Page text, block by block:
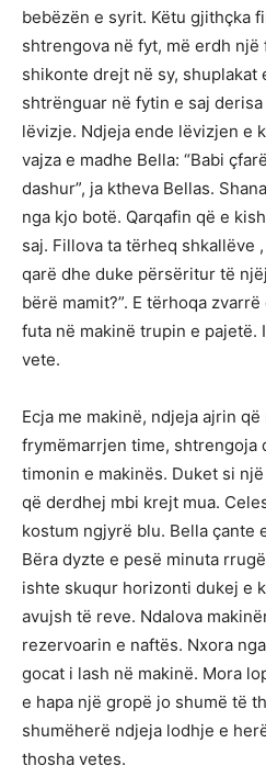
bebëzën e syrit. Këtu gjithçka
shtrengova në fyt, më erdh
shikonte drejt në sy, shuplakat
shtrënguar në fytin e saj
lëvizje. Ndjeja ende lëvizjen e
vajza e madhe Bella: “Babi
dashur”, ja ktheva Bellas.
nga kjo botë. Qarqafin që e
saj. Fillova ta tërheq shkallëve
qarë dhe duke përsëritur të
bërë mamit?”. E tërhoqa
futa në makinë trupin e pajetë.
vete.
Ecja me makinë, ndjeja ajrin
frymëmarrjen time, shtrengoja
timonin e makinës. Duket si
që derdhej mbi krejt mua.
kostum ngjyrë blu. Bella çante
Bëra dyzte e pesë minuta
ishte skuqur horizonti dukej e
avujsh të reve. Ndalova
rezervoarin e naftës. Nxora
gocat i lash në makinë. Mora
e hapa një gropë jo shumë të
shumëherë ndjeja lodhje e
thosha vetes.